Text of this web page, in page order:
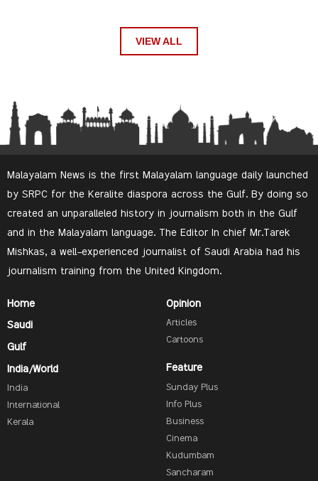
VIEW ALL
Malayalam News is the first Malayalam language daily launched
by SRPC for the Keralite diaspora across the Gulf. By doing so
created an unparalleled history in journalism both in the Gulf
and in the Malayalam language. The Editor In chief Mr.Tarek
Mishkas, a well-experienced journalist of Saudi Arabia had his
journalism training from the United Kingdom.
Home
Saudi
Gulf
India/World
India
International
Kerala
Opinion
Articles
Cartoons
Feature
Sunday Plus
Info Plus
Business
Cinema
Kudumbam
Sancharam